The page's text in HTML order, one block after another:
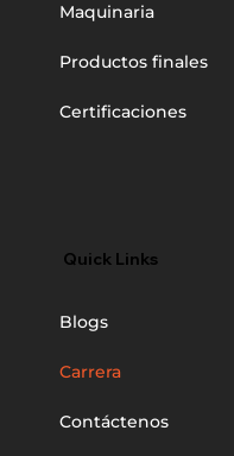
Maquinaria
Productos finales
Certificaciones
Quick Links
Blogs
Carrera
Contáctenos